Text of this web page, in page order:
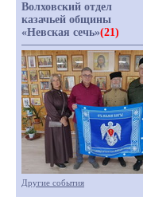
Волховский отдел
казачьей общины
«Невская сечь»(21)
Другие события